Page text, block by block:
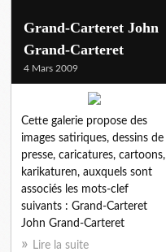
Grand-Carteret John
Grand-Carteret
4 Mars 2009
Cette galerie propose des
images satiriques, dessins de
presse, caricatures, cartoons,
karikaturen, auxquels sont
associés les mots-clef
suivants : Grand-Carteret
John Grand-Carteret
Lire la suite